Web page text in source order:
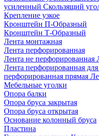
усиленный Скользящий
Крепление узкое
Кронштейн П-Образный
Кронштейн Т-Образный
Лента монтажная
Лента перфорированная
Лента не перфорированная
Лента перфорированная
перфорированная прямая
Мебельные уголки
Опора балки
Опора бруса закрытая
Опора бруса открытая
Основание колонный бруса
Пластина